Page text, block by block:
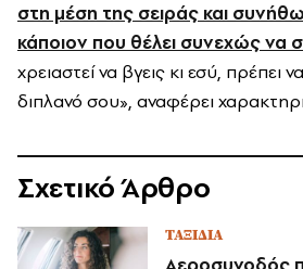
στη μέση της σειράς και
κάποιον που θέλει συνεχώς να
χρειαστεί να βγεις κι εσύ, πρέπει
διπλανό σου», αναφέρει
Σχετικό Άρθρο
ΤΑΞΙΔΙΑ